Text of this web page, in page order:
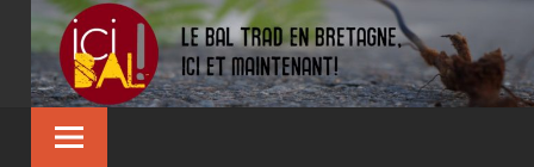
content
Dansez
partout